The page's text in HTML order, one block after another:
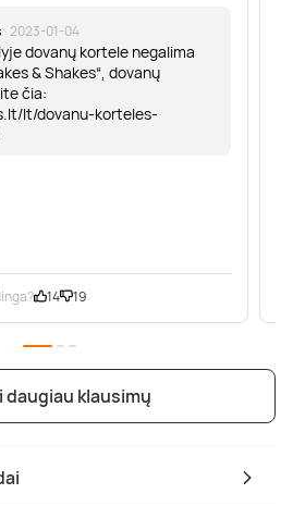
· 2023-01-04
dovanų kortele negalima
& Shakes“, dovanų
čia:
lt/dovanu-korteles-
14 19
daugiau klausimų